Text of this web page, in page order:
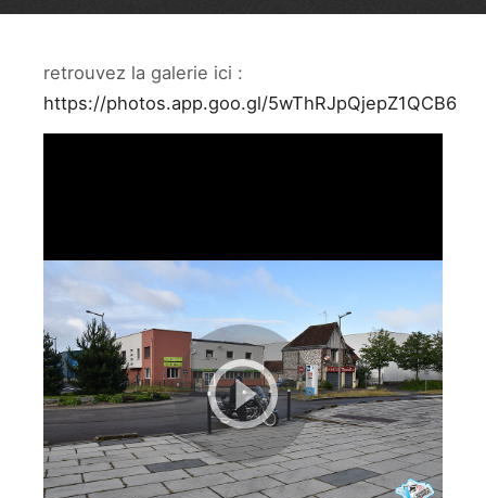
retrouvez la galerie ici :
https://photos.app.goo.gl/5wThRJpQjepZ1QCB6